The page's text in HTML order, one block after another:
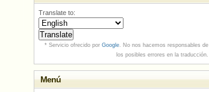
Translate to:
* Servicio ofrecido por Google. No nos hacemos responsables de
los posibles errores en la traducción.
Menú